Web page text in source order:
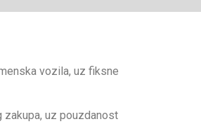
vozila, uz fiksne
uz pouzdanost